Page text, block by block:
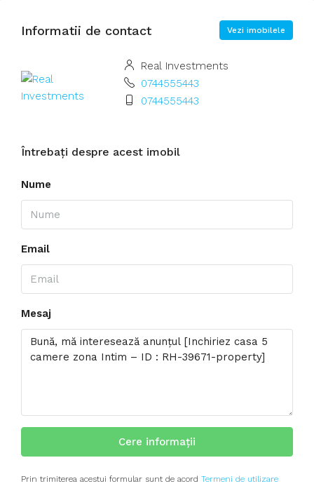
Informatii de contact Vezi imobilele
Real Investments
0744555443
0744555443
Întrebați despre acest imobil
Nume
Email
Mesaj
Cere informații
Prin trimiterea acestui formular sunt de acord Termeni de utilizare